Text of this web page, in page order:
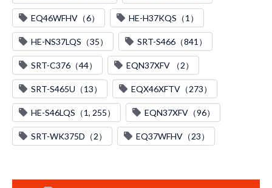
EQ46WFHV（6） HE-H37KQS（1）
HE-NS37LQS（35） SRT-S466（841）
SRT-C376（44） EQN37XFV （2）
SRT-S465U（13） EQX46XFTV（273）
HE-S46LQS（1, 255） EQN37XFV（96）
SRT-WK375D（2） EQ37WFHV（23）